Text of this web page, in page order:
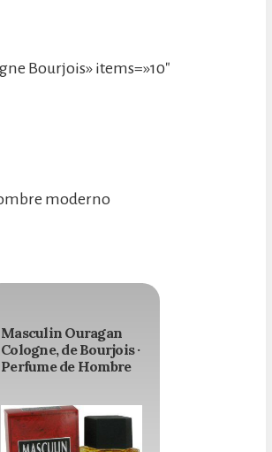
Bourjois» items=»10″
moderno
Masculin Ouragan
Cologne, de Bourjois ·
Perfume de Hombre